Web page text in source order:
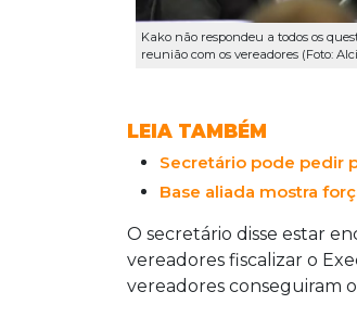
Kako não respondeu a todos os
reunião com os vereadores (Foto:
LEIA TAMBÉM
Secretário pode pedir
Base aliada mostra
O secretário disse estar
vereadores fiscalizar o
vereadores conseguiram